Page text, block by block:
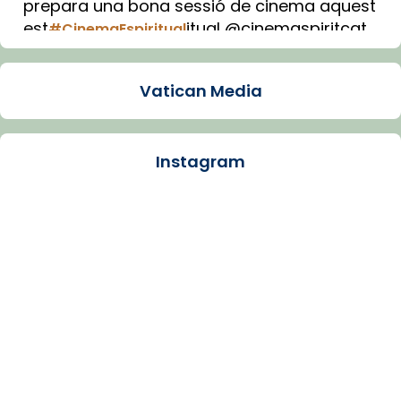
prepara una bona sessió de cinema aquest
est#CinemaEspiritualitual @cinemaspiritcat
Imatge: Generada amb IA (OpenAI)
Arquebisbat de Barcelona
Vatican Media
Instagram